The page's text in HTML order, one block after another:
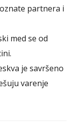
partnera i
med se od
je savršeno
varenje